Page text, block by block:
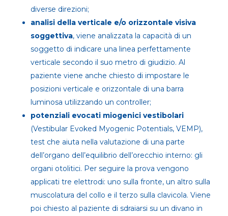
diverse direzioni;
analisi della verticale e/o orizzontale visiva
soggettiva, viene analizzata la capacità di un
soggetto di indicare una linea perfettamente
verticale secondo il suo metro di giudizio. Al
paziente viene anche chiesto di impostare le
posizioni verticale e orizzontale di una barra
luminosa utilizzando un controller;
potenziali evocati miogenici vestibolari
(Vestibular Evoked Myogenic Potentials, VEMP),
test che aiuta nella valutazione di una parte
dell’organo dell’equilibrio dell’orecchio interno: gli
organi otolitici. Per seguire la prova vengono
applicati tre elettrodi: uno sulla fronte, un altro sulla
muscolatura del collo e il terzo sulla clavicola. Viene
poi chiesto al paziente di sdraiarsi su un divano in